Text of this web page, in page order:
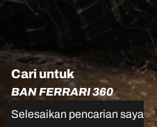
Cari untuk
BAN FERRARI 360
Selesaikan pencarian saya